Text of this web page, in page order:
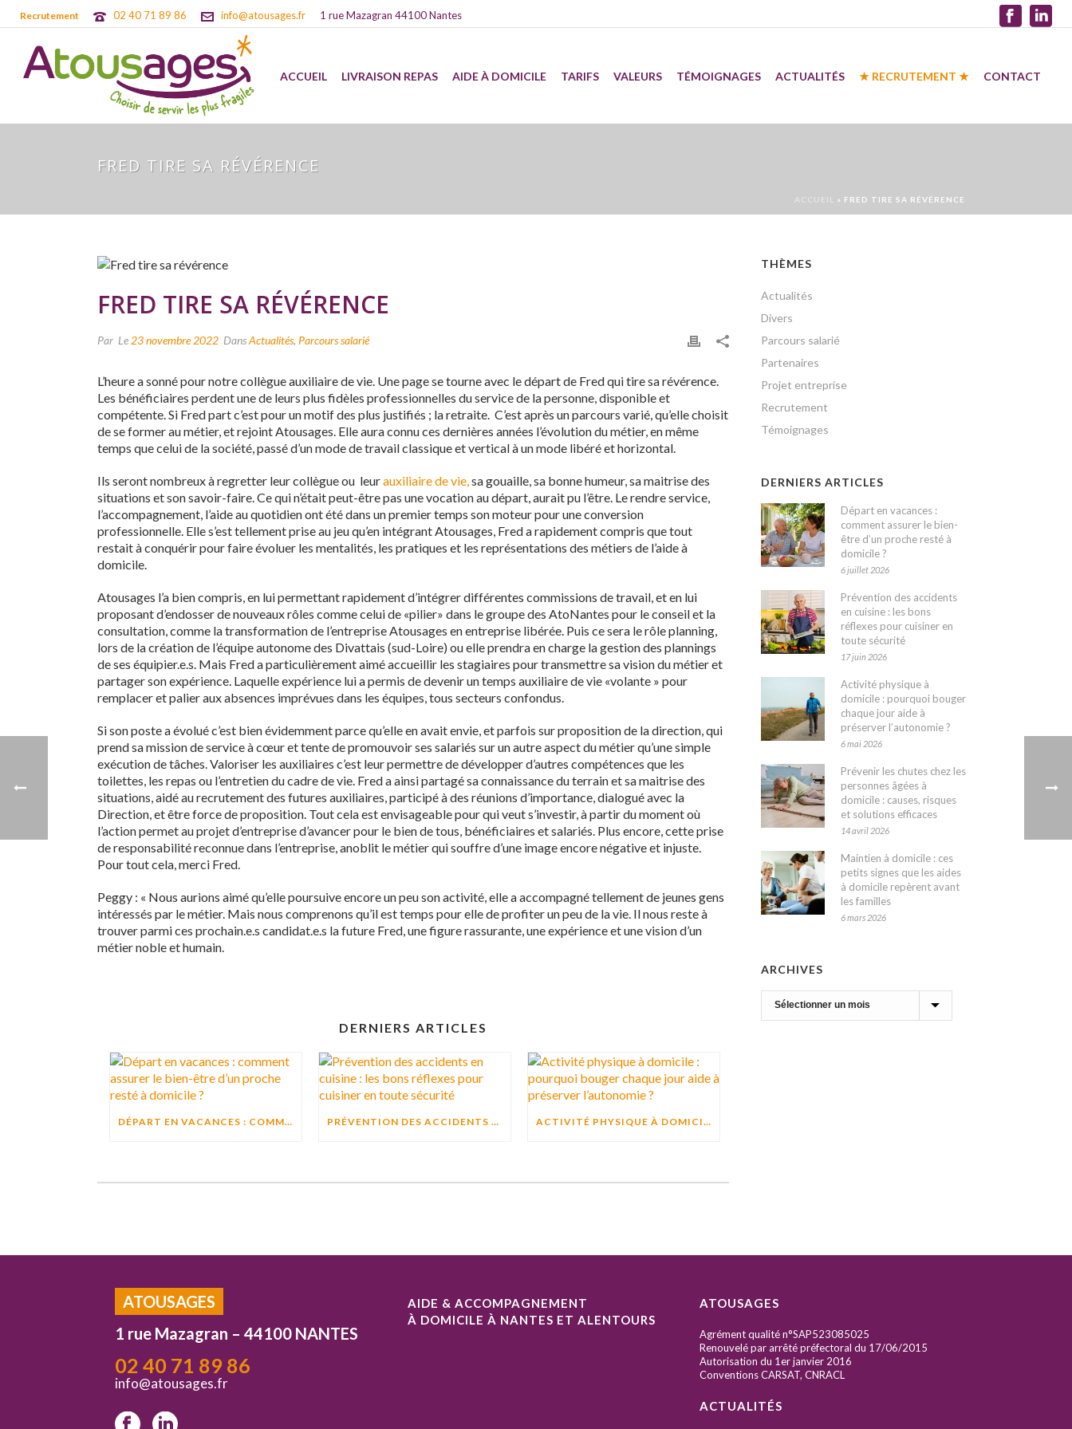
Recrutement 02 40 71 89 86 info@atousages.fr 1 rue Mazagran 44100 Nantes
ACCUEIL LIVRAISON REPAS AIDE À DOMICILE TARIFS VALEURS TÉMOIGNAGES ACTUALITÉS ★ RECRUTEMENT ★ CONTACT
FRED TIRE SA RÉVÉRENCE
ACCUEIL » FRED TIRE SA RÉVÉRENCE
FRED TIRE SA RÉVÉRENCE
Par Le23 novembre 2022 DansActualités, Parcours salarié
L’heure a sonné pour notre collègue auxiliaire de vie. Une page se tourne avec le départ de Fred qui tire sa révérence.
Les bénéficiaires perdent une de leurs plus fidèles professionnelles du service de la personne, disponible et
compétente. Si Fred part c’est pour un motif des plus justifiés ; la retraite. C’est après un parcours varié, qu’elle choisit
de se former au métier, et rejoint Atousages. Elle aura connu ces dernières années l’évolution du métier, en même
temps que celui de la société, passé d’un mode de travail classique et vertical à un mode libéré et horizontal.
Ils seront nombreux à regretter leur collègue ou leurauxiliaire de vie,sa gouaille, sa bonne humeur, sa maitrise des
situations et son savoir-faire. Ce qui n’était peut-être pas une vocation au départ, aurait pu l’être. Le rendre service,
l’accompagnement, l’aide au quotidien ont été dans un premier temps son moteur pour une conversion
professionnelle. Elle s’est tellement prise au jeu qu’en intégrant Atousages, Fred a rapidement compris que tout
restait à conquérir pour faire évoluer les mentalités, les pratiques et les représentations des métiers de l’aide à
domicile.
Atousages l’a bien compris, en lui permettant rapidement d’intégrer différentes commissions de travail, et en lui
proposant d’endosser de nouveaux rôles comme celui de «pilier» dans le groupe des AtoNantes pour le conseil et la
consultation, comme la transformation de l’entreprise Atousages en entreprise libérée. Puis ce sera le rôle planning,
lors de la création de l’équipe autonome des Divattais (sud-Loire) ou elle prendra en charge la gestion des plannings
de ses équipier.e.s. Mais Fred a particulièrement aimé accueillir les stagiaires pour transmettre sa vision du métier et
partager son expérience. Laquelle expérience lui a permis de devenir un temps auxiliaire de vie «volante » pour
remplacer et palier aux absences imprévues dans les équipes, tous secteurs confondus.
Si son poste a évolué c’est bien évidemment parce qu’elle en avait envie, et parfois sur proposition de la direction, qui
prend sa mission de service à cœur et tente de promouvoir ses salariés sur un autre aspect du métier qu’une simple
exécution de tâches. Valoriser les auxiliaires c’est leur permettre de développer d’autres compétences que les
toilettes, les repas ou l’entretien du cadre de vie. Fred a ainsi partagé sa connaissance du terrain et sa maitrise des
situations, aidé au recrutement des futures auxiliaires, participé à des réunions d’importance, dialogué avec la
Direction, et être force de proposition. Tout cela est envisageable pour qui veut s’investir, à partir du moment où
l’action permet au projet d’entreprise d’avancer pour le bien de tous, bénéficiaires et salariés. Plus encore, cette prise
de responsabilité reconnue dans l’entreprise, anoblit le métier qui souffre d’une image encore négative et injuste.
Pour tout cela, merci Fred.
Peggy : « Nous aurions aimé qu’elle poursuive encore un peu son activité, elle a accompagné tellement de jeunes gens
intéressés par le métier. Mais nous comprenons qu’il est temps pour elle de profiter un peu de la vie. Il nous reste à
trouver parmi ces prochain.e.s candidat.e.s la future Fred, une figure rassurante, une expérience et une vision d’un
métier noble et humain.
DERNIERS ARTICLES
DÉPART EN VACANCES : COMMENT ASSURER LE BIEN-ÊTRE D’UN PROCHE RESTÉ À DOMICILE ? PRÉVENTION DES ACCIDENTS EN CUISINE : LES BONS RÉFLEXES POUR CUISINER EN TOUTE SÉCURITÉ ACTIVITÉ PHYSIQUE À DOMICILE : POURQUOI BOUGER CHAQUE JOUR AIDE À PRÉSERVER L’AUTONOMIE ?
THÈMES
Actualités
Divers
Parcours salarié
Partenaires
Projet entreprise
Recrutement
Témoignages
DERNIERS ARTICLES
Départ en vacances :
comment assurer le bien-
être d’un proche resté à
domicile ?
6 juillet 2026
Prévention des accidents
en cuisine : les bons
réflexes pour cuisiner en
toute sécurité
17 juin 2026
Activité physique à
domicile : pourquoi bouger
chaque jour aide à
préserver l’autonomie ?
6 mai 2026
Prévenir les chutes chez les
personnes âgées à
domicile : causes, risques
et solutions efficaces
14 avril 2026
Maintien à domicile : ces
petits signes que les aides
à domicile repèrent avant
les familles
6 mars 2026
ARCHIVES
Archives
ATOUSAGES
1 rue Mazagran – 44100 NANTES
02 40 71 89 86
info@atousages.fr
AIDE & ACCOMPAGNEMENT
À DOMICILE À NANTES ET ALENTOURS
ATOUSAGES
Agrément qualité n°SAP523085025
Renouvelé par arrêté préfectoral du 17/06/2015
Autorisation du 1er janvier 2016
Conventions CARSAT, CNRACL
ACTUALITÉS